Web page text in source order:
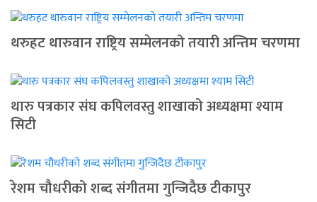
थरुहट थारुवान राष्ट्रिय सम्मेलनको तयारी अन्तिम चरणमा
थारु पत्रकार संघ कपिलवस्तु शाखाको अध्यक्षमा श्याम
सिटी
रेशम चौधरीको शब्द संगीतमा गुन्जिदैछ टीकापुर